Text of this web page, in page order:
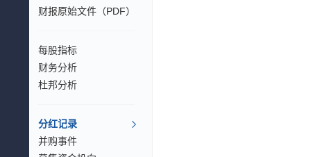
财报原始文件（PDF）
每股指标
财务分析
杜邦分析
分红记录
并购事件